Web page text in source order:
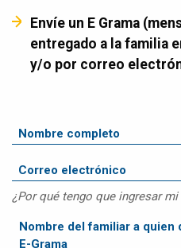
Envíe un E Grama (mensaje de pésame) que será
entregado a la familia
y/o por correo
¿Por qué tengo que ingresar